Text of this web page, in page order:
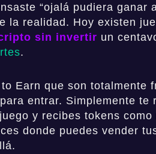
“ojalá pudiera ganar
la realidad. Hoy existen
sin invertir un
.
Earn que son totalmente
entrar. Simplemente te
y recibes tokens
donde puedes vender